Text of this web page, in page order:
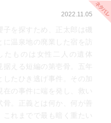
2022.11.05
を探すため、正太郎は磯
に温泉地の廃業した宿を訪
たものは女性二人の遺体
える短編の第壱骨。五年
たひき逃げ事件。その加
の事件に端を発し、救い
骨。正義とは何か、何が善
れまでで最も暗く重たい